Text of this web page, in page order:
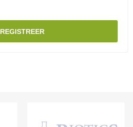
REGISTREER